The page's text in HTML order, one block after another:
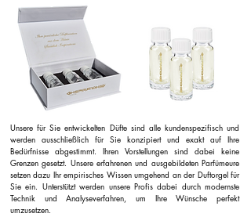
Unsere für Sie entwickelten Düfte sind alle kundenspezifisch und
werden ausschließlich für Sie konzipiert und exakt auf Ihre
Bedürfnisse abgestimmt. Ihren Vorstellungen sind dabei keine
Grenzen gesetzt. Unsere erfahrenen und ausgebildeten Parfümeure
setzen dazu Ihr empirisches Wissen umgehend an der Duftorgel für
Sie ein. Unterstützt werden unsere Profis dabei durch modernste
Technik und Analyseverfahren, um Ihre Wünsche perfekt
umzusetzen.